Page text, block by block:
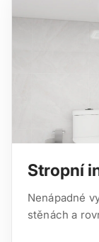
Stropní
Nenápadné
stěnách a